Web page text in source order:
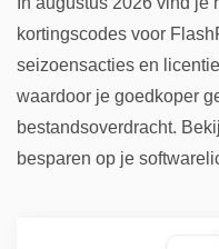
kortingscodes voor
seizoensacties en
waardoor je goedkoper
bestandsoverdracht.
besparen op je